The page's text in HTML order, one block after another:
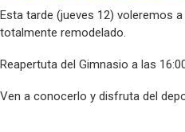
Esta tarde (jueves 12) voleremos
totalmente remodelado.
Reapertuta del Gimnasio a las
Ven a conocerlo y disfruta del